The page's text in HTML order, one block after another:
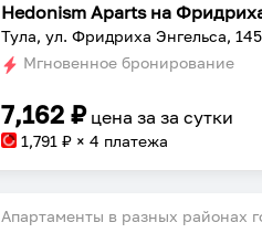
Hedonism Aparts на
Тула, ул. Фридриха Энгельса, 145
Мгновенное бронирование
7,162 ₽ цена заза сутки
1,791 ₽ × 4 платежа
Апартаменты в разных районах